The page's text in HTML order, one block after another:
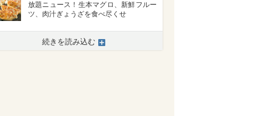
放題ニュース！生本マグロ、新鮮フルー
ツ、肉汁ぎょうざを食べ尽くせ
続きを読み込む